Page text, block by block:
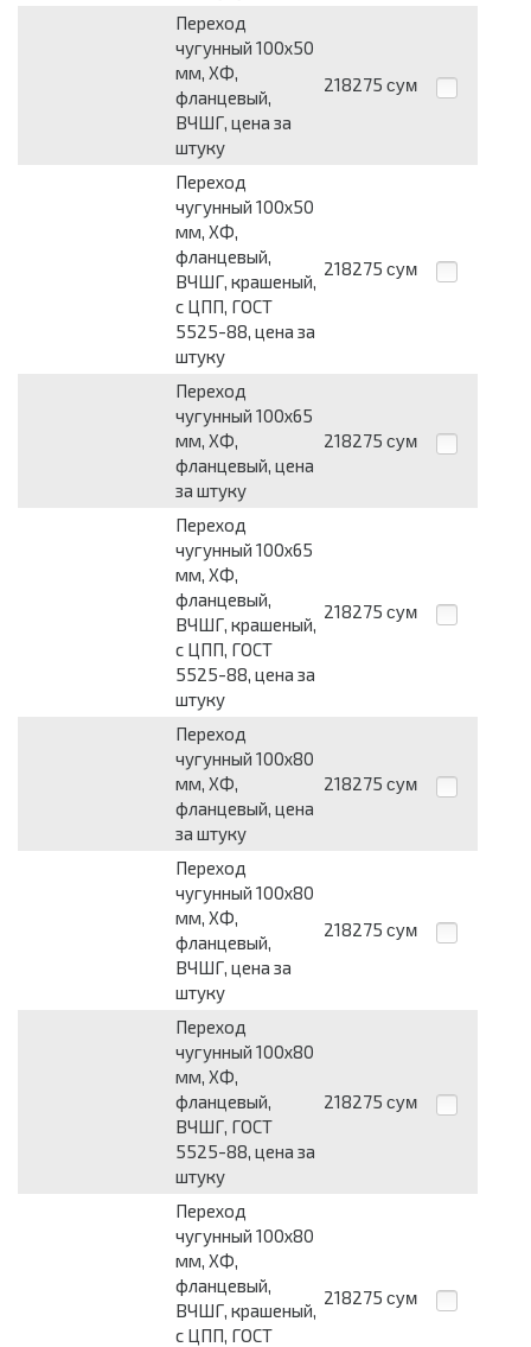
Переход
чугунный 100х50
мм, ХФ,
фланцевый,
ВЧШГ, цена за
штуку
218275 сум
Переход
чугунный 100х50
мм, ХФ,
фланцевый,
ВЧШГ, крашеный,
с ЦПП, ГОСТ
5525-88, цена за
штуку
218275 сум
Переход
чугунный 100х65
мм, ХФ,
фланцевый, цена
за штуку
218275 сум
Переход
чугунный 100х65
мм, ХФ,
фланцевый,
ВЧШГ, крашеный,
с ЦПП, ГОСТ
5525-88, цена за
штуку
218275 сум
Переход
чугунный 100х80
мм, ХФ,
фланцевый, цена
за штуку
218275 сум
Переход
чугунный 100х80
мм, ХФ,
фланцевый,
ВЧШГ, цена за
штуку
218275 сум
Переход
чугунный 100х80
мм, ХФ,
фланцевый,
ВЧШГ, ГОСТ
5525-88, цена за
штуку
218275 сум
Переход
чугунный 100х80
мм, ХФ,
фланцевый,
ВЧШГ, крашеный,
с ЦПП, ГОСТ
218275 сум